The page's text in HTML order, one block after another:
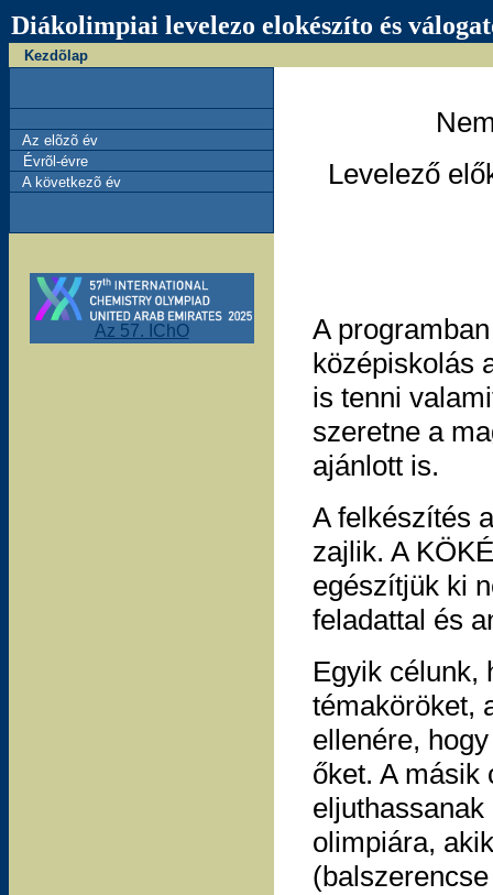
Diákolimpiai levelezo elokészíto és
Kezdõlap
Az elõzõ év
Évrõl-évre
A következõ év
Az 57. IChO
Levelező
A
középiskolás
is tenni
szeretne a
ajánlott is.
A felkészítés
zajlik. A
egészítjük ki
feladattal és
Egyik célunk,
témaköröket,
ellenére,
őket. A másik
olimpiára,